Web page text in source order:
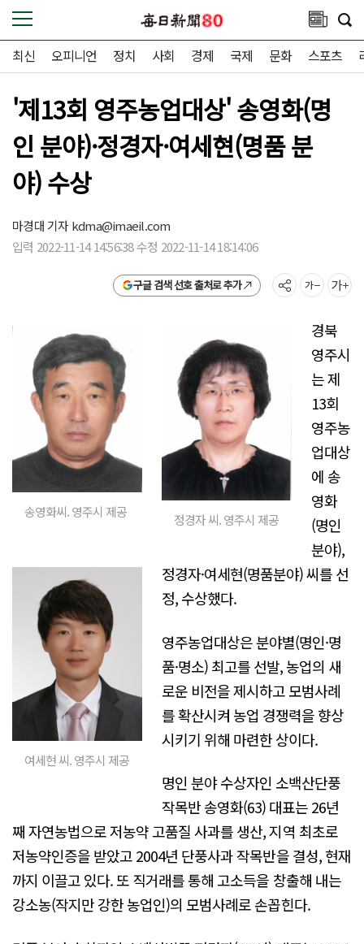
최신 오피니언 정치 사회 경제 국제 문화 스포츠
'제13회 영주농업대상' 송영화(명
인 분야)·정경자·여세현(명품 분
야) 수상
마경대 기자kdma@imaeil.com
입력 2022-11-14 14:56:38 수정 2022-11-14 18:14:06
구글 검색 선호 출처로 추가
송영화씨. 영주시 제공 정경자 씨. 영주시 제공
여세현 씨. 영주시 제공
경북
영주시
는 제
13회
영주농
업대상
에 송
영화
(명인
분야),
정경자·여세현(명품분야) 씨를 선
정, 수상했다.
영주농업대상은 분야별(명인·명
품·명소) 최고를 선발, 농업의 새
로운 비전을 제시하고 모범사례
를 확산시켜 농업 경쟁력을 향상
시키기 위해 마련한 상이다.
명인 분야 수상자인 소백산단풍
작목반 송영화(63) 대표는 26년
째 자연농법으로 저농약 고품질 사과를 생산, 지역 최초로
저농약인증을 받았고 2004년 단풍사과 작목반을 결성, 현재
까지 이끌고 있다. 또 직거래를 통해 고소득을 창출해 내는
강소농(작지만 강한 농업인)의 모범사례로 손꼽힌다.